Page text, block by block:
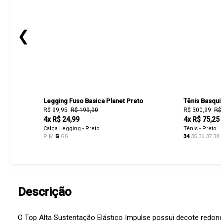
❮
Legging Fuso Basica Planet Preto
R$ 99,95 R$ 199,90
4x R$ 24,99
Calça Legging - Preto
P M G GG
Tênis
R$ 300,99
4x R$ 75,25
Tênis - Preto
34 35 36 37 38
Descrição
O Top Alta Sustentação Elástico Impulse possui decote